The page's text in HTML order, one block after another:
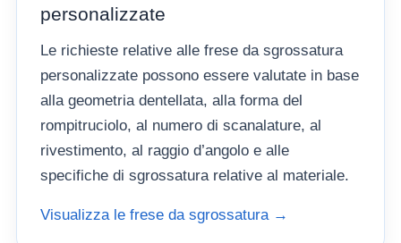
personalizzate
Le richieste relative alle frese da sgrossatura
personalizzate possono essere valutate in base
alla geometria dentellata, alla forma del
rompitruciolo, al numero di scanalature, al
rivestimento, al raggio d’angolo e alle
specifiche di sgrossatura relative al materiale.
Visualizza le frese da sgrossatura →